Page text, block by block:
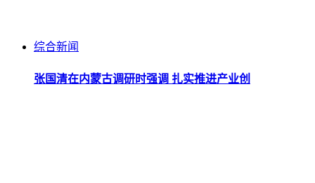
综合新闻
张国清在内蒙古调研时强调 扎实推进产业创